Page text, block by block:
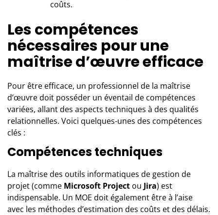
coûts.
Les compétences
nécessaires pour une
maîtrise d’œuvre efficace
Pour être efficace, un professionnel de la maîtrise
d’œuvre doit posséder un éventail de compétences
variées, allant des aspects techniques à des qualités
relationnelles. Voici quelques-unes des compétences
clés :
Compétences techniques
La maîtrise des outils informatiques de gestion de
projet (comme Microsoft Project ou Jira) est
indispensable. Un MOE doit également être à l’aise
avec les méthodes d’estimation des coûts et des délais.